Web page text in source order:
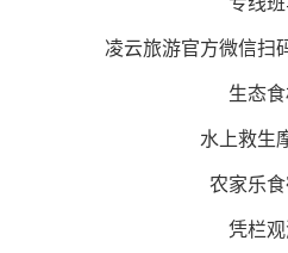
凌云旅游官方微信扫
生态
水上救生
农家乐
凭栏